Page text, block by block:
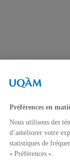
Préférences en
Nous utilisons des
d’améliorer votre
statistiques de
« Préférences ».